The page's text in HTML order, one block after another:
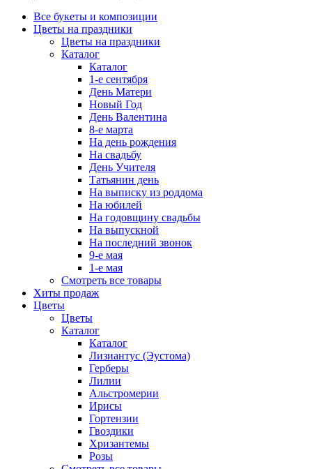
Все букеты и композиции
Цветы на праздники
Цветы на праздники
Каталог
Каталог
1-е сентября
День Матери
Новый Год
День Валентина
8-е марта
На день рождения
На свадьбу
День Учителя
Татьянин день
На выписку из роддома
На юбилей
На годовщину свадьбы
На выпускной
На последний звонок
9-е мая
1-е мая
Смотреть все товары
Хиты продаж
Цветы
Цветы
Каталог
Каталог
Лизиантус (Эустома)
Герберы
Лилии
Альстромерии
Ирисы
Гортензии
Гвоздики
Хризантемы
Розы